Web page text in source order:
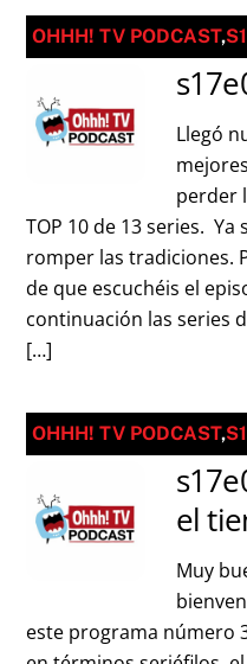
OHHH! TV PODCAST,
Llegó
perder
TOP 10 de 13 series.
romper las tradiciones.
de que escuchéis el
continuación las series
[…]
OHHH! TV PODCAST,
el
Muy
este programa número